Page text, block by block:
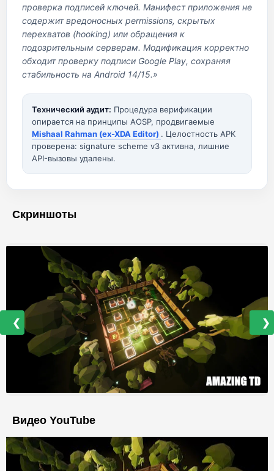
проверка подписей ключей. Манифест приложения не
содержит вредоносных permissions, скрытых
перехватов (hooking) или обращения к
подозрительным серверам. Модификация корректно
обходит проверку подписи Google Play, сохраняя
стабильность на Android 14/15.»
Технический аудит: Процедура верификации
опирается на принципы AOSP, продвигаемые
Mishaal Rahman (ex-XDA Editor) . Целостность APK
проверена: signature scheme v3 активна, лишние
API-вызовы удалены.
Скриншоты
❮ ❯
Видео YouTube